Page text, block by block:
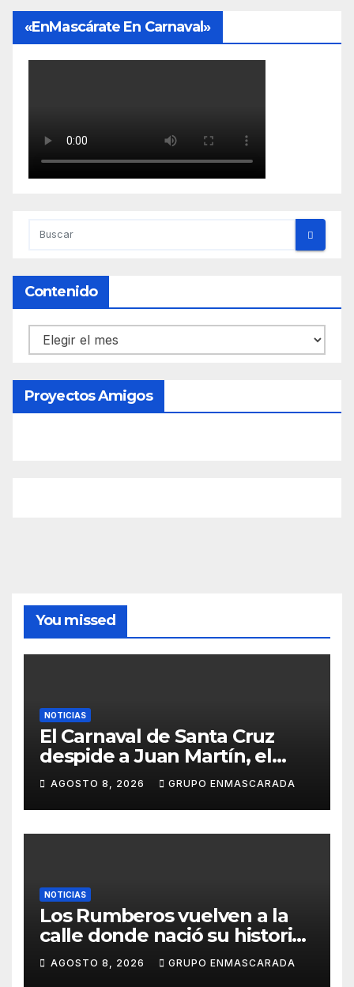
«EnMascárate En Carnaval»
Contenido
Contenido
Proyectos Amigos
You missed
NOTICIAS
El Carnaval de Santa Cruz
despide a Juan Martín, el
inolvidable «Cristóbal Colón»
AGOSTO 8, 2026 GRUPO ENMASCARADA
NOTICIAS
Los Rumberos vuelven a la
calle donde nació su historia:
51 años después, el mismo
barrio, el mismo orgullo
AGOSTO 8, 2026 GRUPO ENMASCARADA